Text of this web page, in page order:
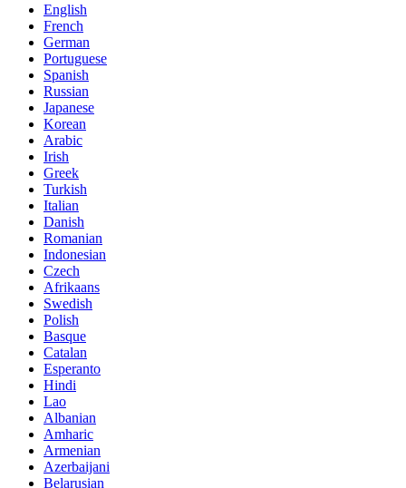
English
French
German
Portuguese
Spanish
Russian
Japanese
Korean
Arabic
Irish
Greek
Turkish
Italian
Danish
Romanian
Indonesian
Czech
Afrikaans
Swedish
Polish
Basque
Catalan
Esperanto
Hindi
Lao
Albanian
Amharic
Armenian
Azerbaijani
Belarusian